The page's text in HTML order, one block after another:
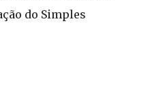
do Simples